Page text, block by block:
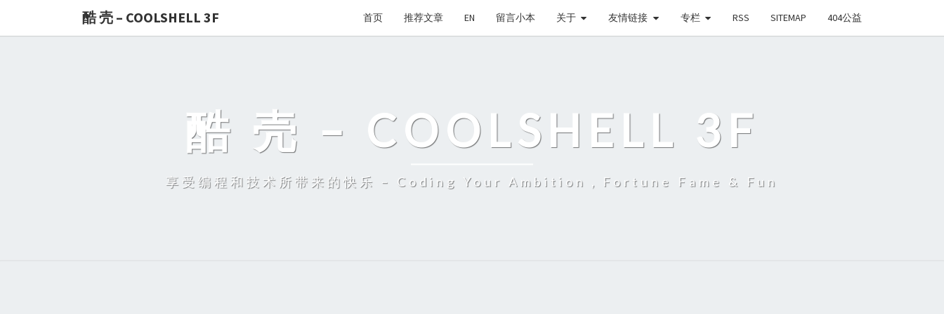
酷 壳 – COOLSHELL 3F 首页 推荐文章 EN 留言小本 关于 友情链接 专栏 RSS SITEMAP 404公益
酷 壳 – COOLSHELL 3F
享受编程和技术所带来的快乐 – Coding Your Ambition，Fortune Fame & Fun